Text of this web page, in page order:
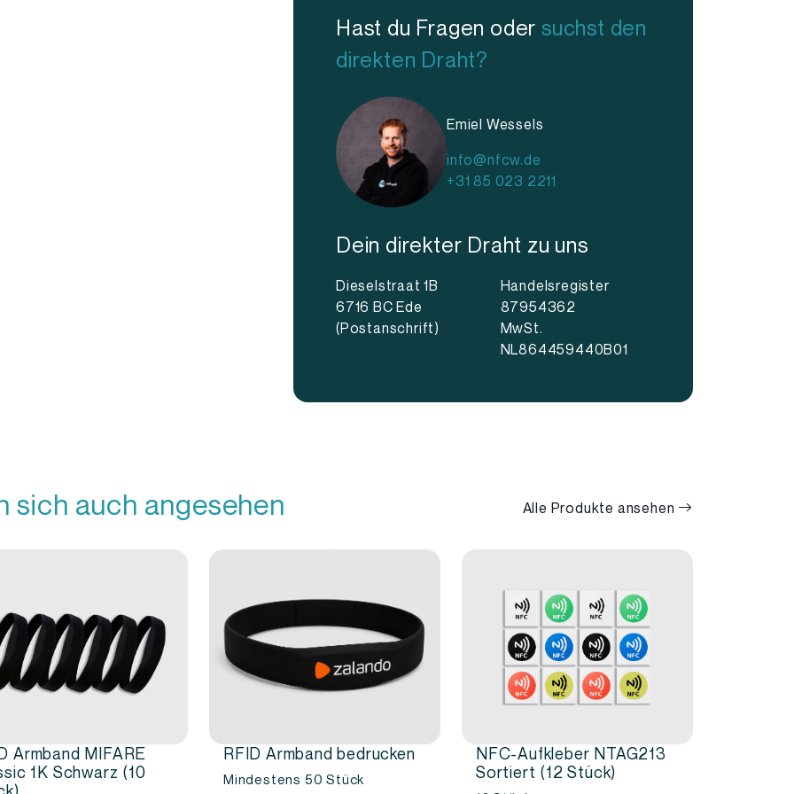
Wahrscheinlichkeit von
NFC-Technologie für
eingesetzt werden.
digitale Profile,
Marketingaktionen, bei denen
Formular, einer App oder einem
Hast du Fragen odersuchst den
direkten Draht?
Emiel Wessels
info@nfcw.de
+31 85 023 2211
Dein direkter Draht zu uns
Dieselstraat 1B
6716 BC Ede
(Postanschrift)
Handelsregister
87954362
MwSt.
NL864459440B01
sich auch angesehen Alle Produkte ansehen
Armband MIFARE
1K Schwarz (10
RFID Armband bedrucken
Mindestens 50 Stück
NFC-Aufkleber NTAG213
Sortiert (12 Stück)